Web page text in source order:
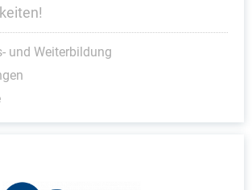
und Weiterbildung